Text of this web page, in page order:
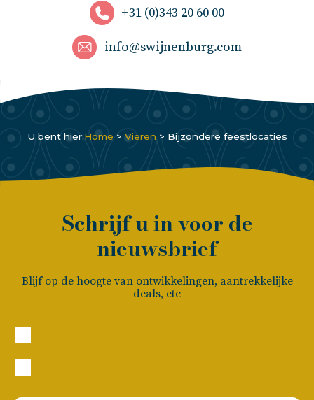
+31 (0)343 20 60 00
info@swijnenburg.com
U bent hier:Home > Vieren > Bijzondere feestlocaties
Schrijf u in voor de
nieuwsbrief
Blijf op de hoogte van ontwikkelingen, aantrekkelijke
deals, etc